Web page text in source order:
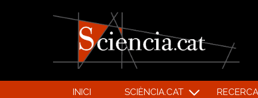
INICI SCIÈNCIA.CAT RECERCA